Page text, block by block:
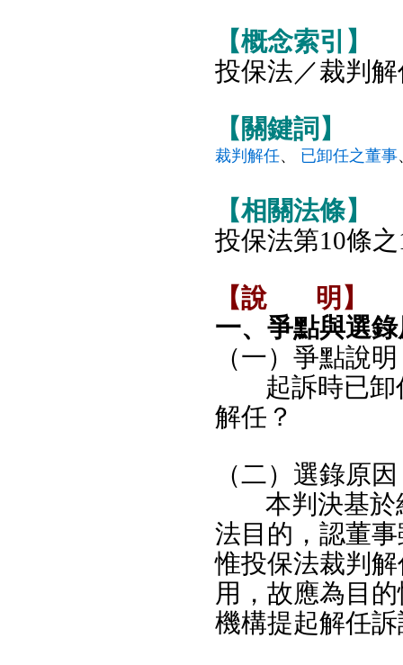
【概念索引】
投保法／裁判
【關鍵詞】
裁判解任、 已卸任之董事
【相關法條】
投保法第10條之
【說
明】
一、爭點與選
（一）爭點說明
起訴時已
解任？
（二）選錄原因
本判決基
法目的，認董
惟投保法裁判
用，故應為目
機構提起解任